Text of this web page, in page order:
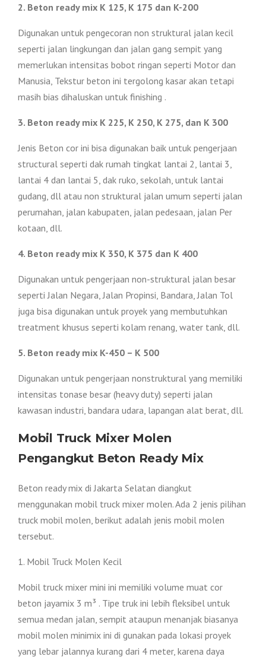
2. Beton ready mix K 125, K 175 dan K-200
Digunakan untuk pengecoran non struktural jalan kecil
seperti jalan lingkungan dan jalan gang sempit yang
memerlukan intensitas bobot ringan seperti Motor dan
Manusia, Tekstur beton ini tergolong kasar akan tetapi
masih bias dihaluskan untuk finishing .
3. Beton ready mix K 225, K 250, K 275, dan K 300
Jenis Beton cor ini bisa digunakan baik untuk pengerjaan
structural seperti dak rumah tingkat lantai 2, lantai 3,
lantai 4 dan lantai 5, dak ruko, sekolah, untuk lantai
gudang, dll atau non struktural jalan umum seperti jalan
perumahan, jalan kabupaten, jalan pedesaan, jalan Per
kotaan, dll.
4. Beton ready mix K 350, K 375 dan K 400
Digunakan untuk pengerjaan non-struktural jalan besar
seperti Jalan Negara, Jalan Propinsi, Bandara, Jalan Tol
juga bisa digunakan untuk proyek yang membutuhkan
treatment khusus seperti kolam renang, water tank, dll.
5. Beton ready mix K-450 – K 500
Digunakan untuk pengerjaan nonstruktural yang memiliki
intensitas tonase besar (heavy duty) seperti jalan
kawasan industri, bandara udara, lapangan alat berat, dll.
Mobil Truck Mixer Molen
Pengangkut Beton Ready Mix
Beton ready mix di Jakarta Selatan diangkut
menggunakan mobil truck mixer molen. Ada 2 jenis pilihan
truck mobil molen, berikut adalah jenis mobil molen
tersebut.
1. Mobil Truck Molen Kecil
Mobil truck mixer mini ini memiliki volume muat cor
beton jayamix 3 m³ . Tipe truk ini lebih fleksibel untuk
semua medan jalan, sempit ataupun menanjak biasanya
mobil molen minimix ini di gunakan pada lokasi proyek
yang lebar jalannya kurang dari 4 meter, karena daya